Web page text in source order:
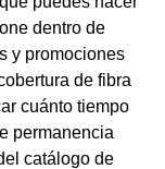
dentro de
y promociones
de fibra
cuánto tiempo
permanencia
catálogo de